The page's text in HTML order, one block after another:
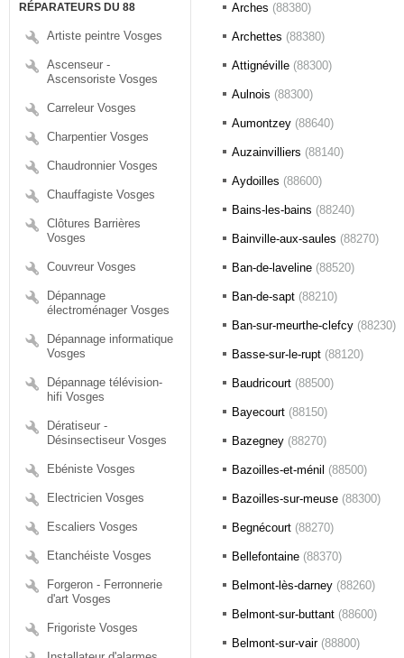
RÉPARATEURS DU 88
Artiste peintre Vosges
Ascenseur -
Ascensoriste Vosges
Carreleur Vosges
Charpentier Vosges
Chaudronnier Vosges
Chauffagiste Vosges
Clôtures Barrières
Vosges
Couvreur Vosges
Dépannage
électroménager Vosges
Dépannage informatique
Vosges
Dépannage télévision-
hifi Vosges
Dératiseur -
Désinsectiseur Vosges
Ebéniste Vosges
Electricien Vosges
Escaliers Vosges
Etanchéiste Vosges
Forgeron - Ferronnerie
d'art Vosges
Frigoriste Vosges
Arches (88380)
Archettes (88380)
Attignéville (88300)
Aulnois (88300)
Aumontzey (88640)
Auzainvilliers (88140)
Aydoilles (88600)
Bains-les-bains (88240)
Bainville-aux-saules (88270)
Ban-de-laveline (88520)
Ban-de-sapt (88210)
Ban-sur-meurthe-clefcy (88230)
Basse-sur-le-rupt (88120)
Baudricourt (88500)
Bayecourt (88150)
Bazegney (88270)
Bazoilles-et-ménil (88500)
Bazoilles-sur-meuse (88300)
Begnécourt (88270)
Bellefontaine (88370)
Belmont-lès-darney (88260)
Belmont-sur-buttant (88600)
Belmont-sur-vair (88800)